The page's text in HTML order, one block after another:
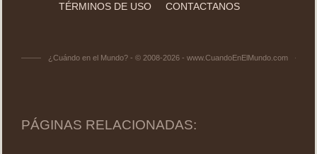
TÉRMINOS DE USO
CONTACTANOS
¿Cuándo en el Mundo? - © 2008-2026 - www.CuandoEnElMundo.com
PÁGINAS RELACIONADAS: